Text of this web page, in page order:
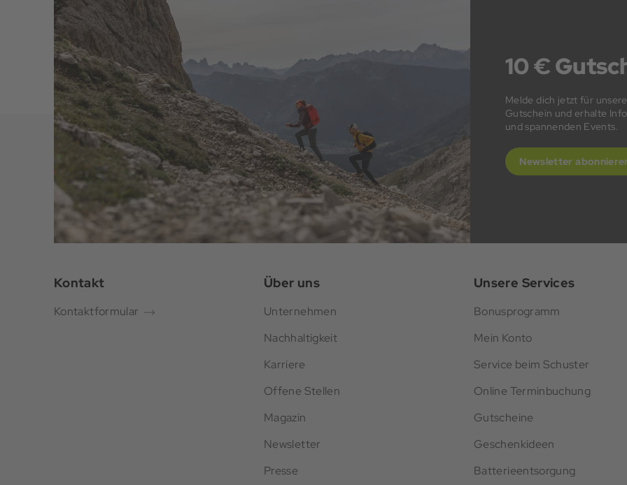
10 €
Melde dich jetzt für
Gutschein und erhalte
und spannenden Events.
Newsletter
Kontakt
Kontaktformular
Über uns
Unternehmen
Nachhaltigkeit
Karriere
Offene Stellen
Magazin
Newsletter
Presse
Unsere Services
Bonusprogramm
Mein Konto
Service beim Schuster
Online Terminbuchung
Gutscheine
Geschenkideen
Batterieentsorgung